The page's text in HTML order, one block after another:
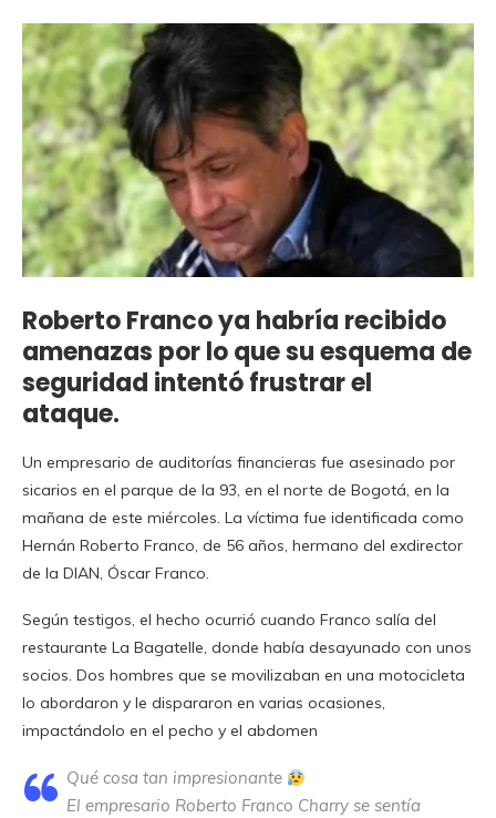
Roberto Franco ya habría recibido
amenazas por lo que su esquema de
seguridad intentó frustrar el
ataque.
Un empresario de auditorías financieras fue asesinado por
sicarios en el parque de la 93, en el norte de Bogotá, en la
mañana de este miércoles. La víctima fue identificada como
Hernán Roberto Franco, de 56 años, hermano del exdirector
de la DIAN, Óscar Franco.
Según testigos, el hecho ocurrió cuando Franco salía del
restaurante La Bagatelle, donde había desayunado con unos
socios. Dos hombres que se movilizaban en una motocicleta
lo abordaron y le dispararon en varias ocasiones,
impactándolo en el pecho y el abdomen
Qué cosa tan impresionante
El empresario Roberto Franco Charry se sentía